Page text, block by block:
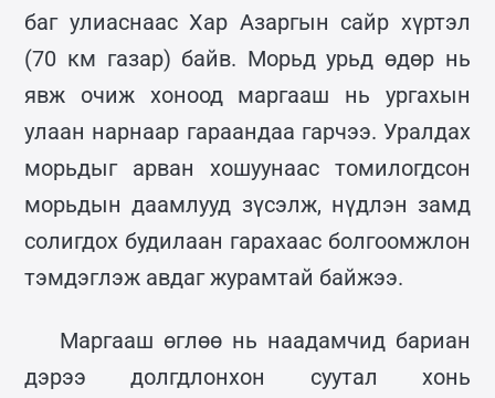
баг улиаснаас Хар Азаргын сайр хүртэл
(70 км газар) байв. Морьд урьд өдөр нь
явж очиж хоноод маргааш нь ургахын
улаан нарнаар гараандаа гарчээ. Уралдах
морьдыг арван хошуунаас томилогдсон
морьдын даамлууд зүсэлж, нүдлэн замд
солигдох будилаан гарахаас болгоомжлон
тэмдэглэж авдаг журамтай байжээ.
Маргааш өглөө нь наадамчид бариан
дэрээ долгдлонхон суутал хонь